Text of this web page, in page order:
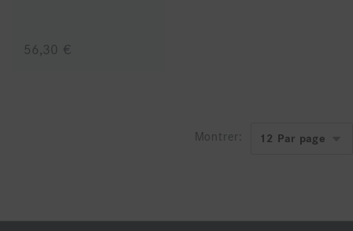
56,30 €
Montrer: